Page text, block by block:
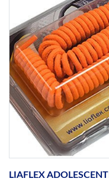
LIAFLEX ADOLESCENTI